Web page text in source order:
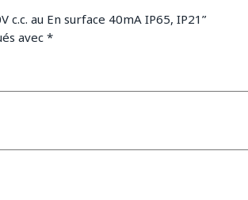
au En surface 40mA IP65, IP21”
avec *